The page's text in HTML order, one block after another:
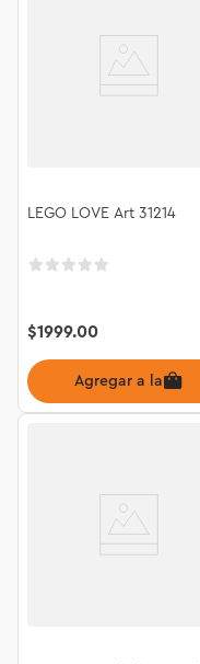
LEGO LOVE Art 31214
$1999.00
Agregar a la bolsa